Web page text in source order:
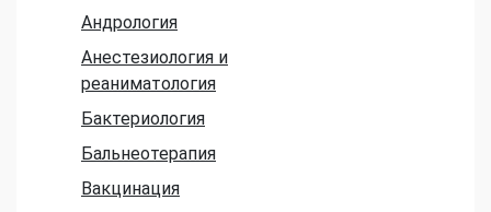
Андрология
Анестезиология и
реаниматология
Бактериология
Бальнеотерапия
Вакцинация